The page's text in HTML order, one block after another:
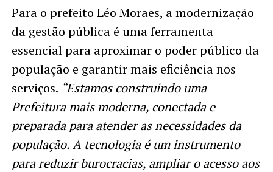
Para o prefeito Léo Moraes, a modernização
da gestão pública é uma ferramenta
essencial para aproximar o poder público da
população e garantir mais eficiência nos
serviços. “Estamos construindo uma
Prefeitura mais moderna, conectada e
preparada para atender as necessidades da
população. A tecnologia é um instrumento
para reduzir burocracias, ampliar o acesso aos